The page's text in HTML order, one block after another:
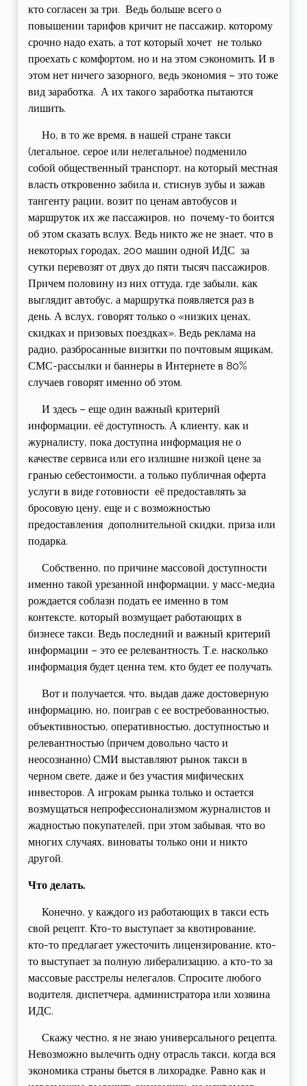
кто согласен за три. Ведь больше всего о
повышении тарифов кричит не пассажир, которому
срочно надо ехать, а тот который хочет не только
проехать с комфортом, но и на этом сэкономить. И в
этом нет ничего зазорного, ведь экономия – это тоже
вид заработка. А их такого заработка пытаются
лишить.
Но, в то же время, в нашей стране такси
(легальное, серое или нелегальное) подменило
собой общественный транспорт, на который местная
власть откровенно забила и, стиснув зубы и зажав
тангенту рации, возит по ценам автобусов и
маршруток их же пассажиров, но почему-то боится
об этом сказать вслух. Ведь никто же не знает, что в
некоторых городах, 200 машин одной ИДС за
сутки перевозят от двух до пяти тысяч пассажиров.
Причем половину из них оттуда, где забыли, как
выглядит автобус, а маршрутка появляется раз в
день. А вслух, говорят только о «низких ценах,
скидках и призовых поездках». Ведь реклама на
радио, разбросанные визитки по почтовым ящикам,
СМС-рассылки и баннеры в Интернете в 80%
случаев говорят именно об этом.
И здесь – еще один важный критерий
информации, её доступность. А клиенту, как и
журналисту, пока доступна информация не о
качестве сервиса или его излишне низкой цене за
гранью себестоимости, а только публичная оферта
услуги в виде готовности её предоставлять за
бросовую цену, еще и с возможностью
предоставления дополнительной скидки, приза или
подарка.
Собственно, по причине массовой доступности
именно такой урезанной информации, у масс-медиа
рождается соблазн подать ее именно в том
контексте, который возмущает работающих в
бизнесе такси. Ведь последний и важный критерий
информации – это ее релевантность. Т.е. насколько
информация будет ценна тем, кто будет ее получать.
Вот и получается, что, выдав даже достоверную
информацию, но, поиграв с ее востребованностью,
объективностью, оперативностью, доступностью и
релевантностью (причем довольно часто и
неосознанно) СМИ выставляют рынок такси в
черном свете, даже и без участия мифических
инвесторов. А игрокам рынка только и остается
возмущаться непрофессионализмом журналистов и
жадностью покупателей, при этом забывая, что во
многих случаях, виноваты только они и никто
другой.
Что делать.
Конечно, у каждого из работающих в такси есть
свой рецепт. Кто-то выступает за квотирование,
кто-то предлагает ужесточить лицензирование, кто-
то выступает за полную либерализацию, а кто-то за
массовые расстрелы нелегалов. Спросите любого
водителя, диспетчера, администратора или хозяина
ИДС.
Скажу честно, я не знаю универсального рецепта.
Невозможно вылечить одну отрасль такси, когда вся
экономика страны бьется в лихорадке. Равно как и